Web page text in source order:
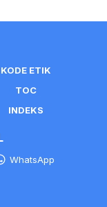
KODE ETIK
TOC
INDEKS
WhatsApp